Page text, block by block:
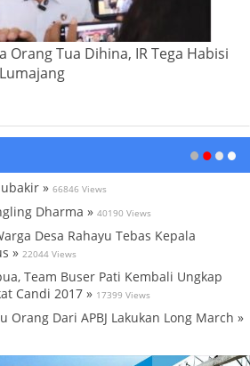
Orang Tua Dihina, IR Tega Habisi
» 66846 Views
Dharma » 40190 Views
Desa Rahayu Tebas Kepala
» 22044 Views
Team Buser Pati Kembali Ungkap
Candi 2017 » 17399 Views
Orang Dari APBJ Lakukan Long March »